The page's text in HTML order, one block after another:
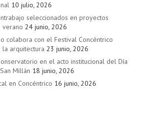
10 julio, 2026
seleccionados en proyectos
verano 24 junio, 2026
colabora con el Festival Concéntrico
la arquitectura 23 junio, 2026
en el acto institucional del Día
Millán 18 junio, 2026
en Concéntrico 16 junio, 2026